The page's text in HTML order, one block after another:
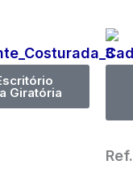
Giratória
Ref.